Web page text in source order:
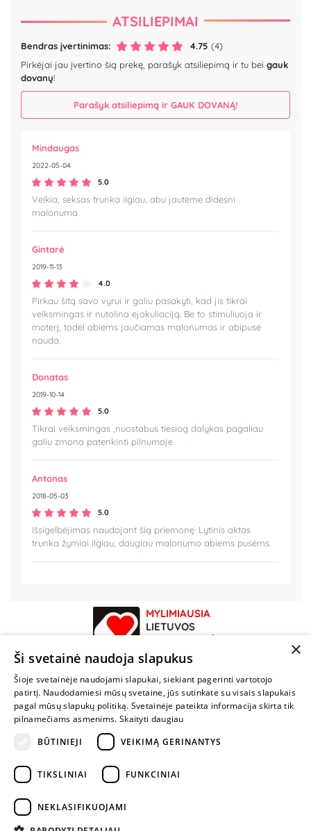
ATSILIEPIMAI
Bendras įvertinimas: 4.75 (4)
Pirkėjai jau įvertino šią prekę, parašyk atsiliepimą ir tu bei gauk
dovanų!
Parašyk atsiliepimą ir GAUK DOVANĄ!
Mindaugas
2022-05-04
5.0
Veikia, seksas trunka ilgiau, abu jautėme didesni
malonuma
Gintarė
2019-11-13
4.0
Pirkau šitą savo vyrui ir galiu pasakyti, kad jis tikrai
veiksmingas ir nutolina ejakuliaciją. Be to stimuliuoja ir
moterį, todėl abiems jaučiamas malonumas ir abipusė
nauda.
Donatas
2019-10-14
5.0
Tikrai veiksmingas ,nuostabus tiesiog dalykas pagaliau
galiu zmona patenkinti pilnumoje
Antonas
2018-05-03
5.0
Išsigelbėjimas naudojant šią priemonę. Lytinis aktas
trunka žymiai ilgiau, daugiau malonumo abiems pusėms.
MYLIMIAUSIA
LIETUVOS
PARDUOTUVĖ
NENUSTOK
ŽAISTI
+370 600 84088
info@fantazijos.lt
×
Ši svetainė naudoja slapukus
Šioje svetainėje naudojami slapukai, siekiant pagerinti vartotojo
patirtį. Naudodamiesi mūsų svetaine, jūs sutinkate su visais slapukais
pagal mūsų slapukų politiką. Svetainėje pateikta informacija skirta tik
pilnamečiams asmenims. Skaityti daugiau
BŪTINIEJI
VEIKIMĄ GERINANTYS
TIKSLINIAI FUNKCINIAI
NEKLASIFIKUOJAMI